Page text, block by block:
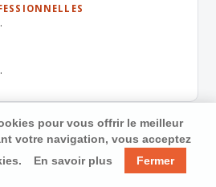
pour vous offrir le meilleur
votre navigation, vous acceptez
En savoir plus Fermer